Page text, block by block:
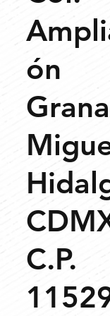
ón
C.P.